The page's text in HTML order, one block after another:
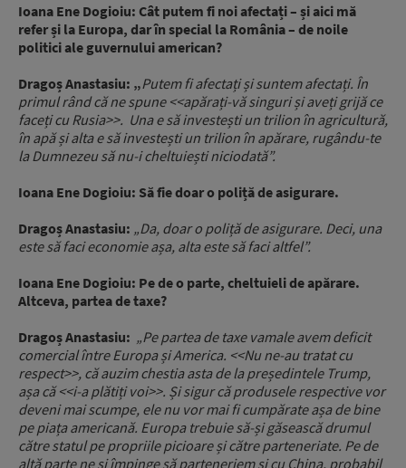
Ioana Ene Dogioiu: Cât putem fi noi afectați – și aici mă
refer și la Europa, dar în special la România – de noile
politici ale guvernului american?
Dragoș Anastasiu: „Putem fi afectați și suntem afectați. În
primul rând că ne spune <<apărați-vă singuri și aveți grijă ce
faceți cu Rusia>>. Una e să investești un trilion în agricultură,
în apă și alta e să investești un trilion în apărare, rugându-te
la Dumnezeu să nu-i cheltuiești niciodată”.
Ioana Ene Dogioiu: Să fie doar o poliță de asigurare.
Dragoș Anastasiu: „Da, doar o poliță de asigurare. Deci, una
este să faci economie așa, alta este să faci altfel”.
Ioana Ene Dogioiu: Pe de o parte, cheltuieli de apărare.
Altceva, partea de taxe?
Dragoș Anastasiu: „Pe partea de taxe vamale avem deficit
comercial între Europa și America. <<Nu ne-au tratat cu
respect>>, că auzim chestia asta de la președintele Trump,
așa că <<i-a plătiți voi>>. Și sigur că produsele respective vor
deveni mai scumpe, ele nu vor mai fi cumpărate așa de bine
pe piața americană. Europa trebuie să-și găsească drumul
către statul pe propriile picioare și către parteneriate. Pe de
altă parte ne și împinge să parteneriem și cu China, probabil